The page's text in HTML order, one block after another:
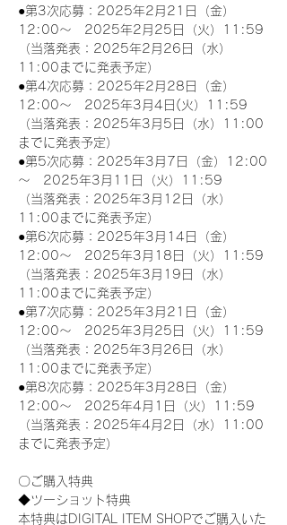
●第3次応募：2025年2月21日（金）
12:00～　2025年2月25日（火）11:59
（当落発表：2025年2月26日（水）
11:00までに発表予定）
●第4次応募：2025年2月28日（金）
12:00～　2025年3月4日(火）11:59
（当落発表：2025年3月5日（水）11:00
までに発表予定）
●第5次応募：2025年3月7日（金）12:00
～　2025年3月11日（火）11:59
（当落発表：2025年3月12日（水）
11:00までに発表予定）
●第6次応募：2025年3月14日（金）
12:00～　2025年3月18日（火）11:59
（当落発表：2025年3月19日（水）
11:00までに発表予定）
●第7次応募：2025年3月21日（金）
12:00～　2025年3月25日（火）11:59
（当落発表：2025年3月26日（水）
11:00までに発表予定）
●第8次応募：2025年3月28日（金）
12:00～　2025年4月1日（火）11:59
（当落発表：2025年4月2日（水）11:00
までに発表予定）
〇ご購入特典
◆ツーショット特典
本特典はDIGITAL ITEM SHOPでご購入いた